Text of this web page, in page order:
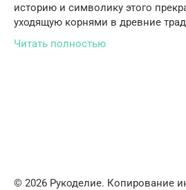
историю и символику этого
уходящую корнями в древние
Читать полностью
© 2026 Рукоделие. Копирование